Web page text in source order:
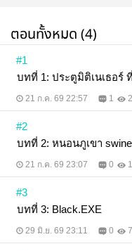
ตอนทั้งหมด (4)
#1
บทที่ 1: ประตูมิติเน
21 ก.ค. 69 22:57 1
#2
บทที่ 2: หนอนภูเขา
21 ก.ค. 69 23:07 0
#3
บทที่ 3: Black.EXE
29 มิ.ย. 69 23:11 0 7